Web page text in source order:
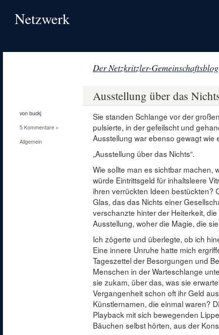
Netzwerk
Der Netzkritzler-Gemeinschaftsblog
von buckj
5 Kommentare »
Allgemein
Ausstellung über das
Sie standen Schlange vor der
pulsierte, in der gefeilscht und
Ausstellung war ebenso gewagt wie
„Ausstellung über das Nichts“.
Wie sollte man es sichtbar machen,
würde Eintrittsgeld für inhaltsleere
ihren verrückten Ideen bestückten?
Glas, das das Nichts einer
verschanzte hinter der Heiterkeit,
Ausstellung, woher die Magie, die
Ich zögerte und überlegte, ob ich
Eine innere Unruhe hatte mich
Tageszettel der Besorgungen und
Menschen in der Warteschlange
sie zukam, über das, was sie
Vergangenheit schon oft ihr Geld
Künstlernamen, die einmal waren?
Playback mit sich bewegenden
Bäuchen selbst hörten, aus der